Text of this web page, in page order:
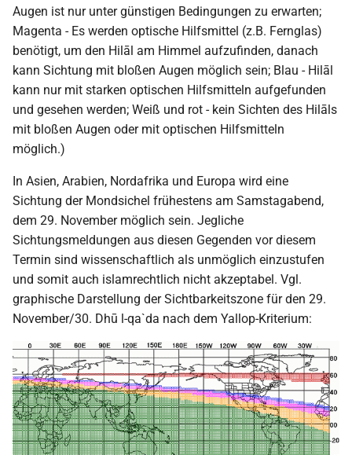
Augen ist nur unter günstigen Bedingungen zu erwarten;
Magenta - Es werden optische Hilfsmittel (z.B. Fernglas)
benötigt, um den Hilāl am Himmel aufzufinden, danach
kann Sichtung mit bloßen Augen möglich sein; Blau - Hilāl
kann nur mit starken optischen Hilfsmitteln aufgefunden
und gesehen werden; Weiß und rot - kein Sichten des Hilāls
mit bloßen Augen oder mit optischen Hilfsmitteln
möglich.)
In Asien, Arabien, Nordafrika und Europa wird eine
Sichtung der Mondsichel frühestens am Samstagabend,
dem 29. November möglich sein. Jegliche
Sichtungsmeldungen aus diesen Gegenden vor diesem
Termin sind wissenschaftlich als unmöglich einzustufen
und somit auch islamrechtlich nicht akzeptabel. Vgl.
graphische Darstellung der Sichtbarkeitszone für den 29.
November/30. Dhū l-qa`da nach dem Yallop-Kriterium: